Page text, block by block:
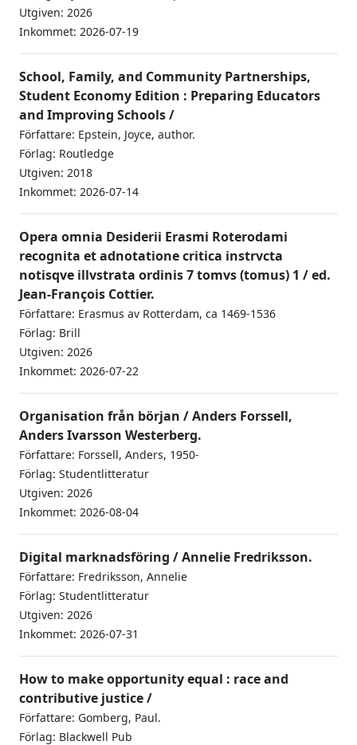
Utgiven: 2026
Inkommet: 2026-07-19
School, Family, and Community Partnerships,
Student Economy Edition : Preparing Educators
and Improving Schools /
Författare: Epstein, Joyce, author.
Förlag: Routledge
Utgiven: 2018
Inkommet: 2026-07-14
Opera omnia Desiderii Erasmi Roterodami
recognita et adnotatione critica instrvcta
notisqve illvstrata ordinis 7 tomvs (tomus) 1 / ed.
Jean-François Cottier.
Författare: Erasmus av Rotterdam, ca 1469-1536
Förlag: Brill
Utgiven: 2026
Inkommet: 2026-07-22
Organisation från början / Anders Forssell,
Anders Ivarsson Westerberg.
Författare: Forssell, Anders, 1950-
Förlag: Studentlitteratur
Utgiven: 2026
Inkommet: 2026-08-04
Digital marknadsföring / Annelie Fredriksson.
Författare: Fredriksson, Annelie
Förlag: Studentlitteratur
Utgiven: 2026
Inkommet: 2026-07-31
How to make opportunity equal : race and
contributive justice /
Författare: Gomberg, Paul.
Förlag: Blackwell Pub